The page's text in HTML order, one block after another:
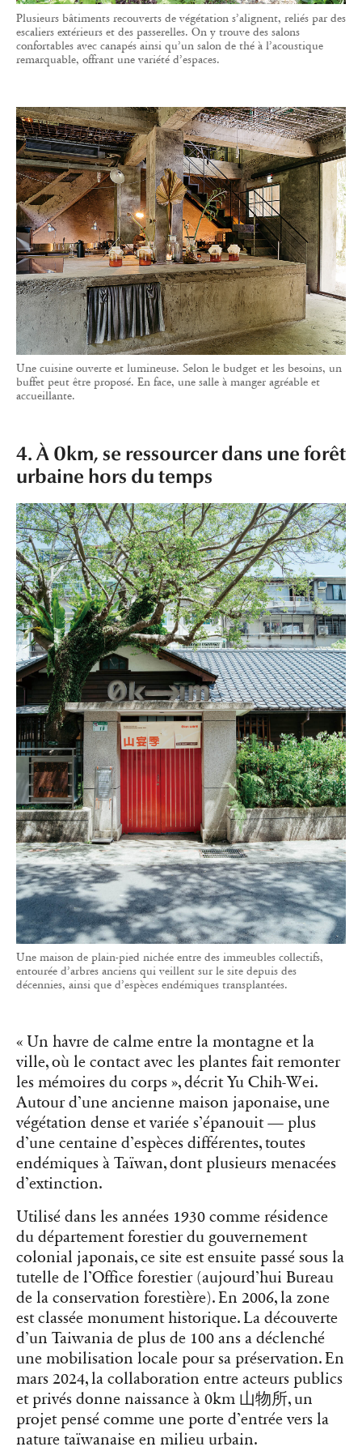
Plusieurs bâtiments recouverts de végétation s’alignent, reliés par des
escaliers extérieurs et des passerelles. On y trouve des salons
confortables avec canapés ainsi qu’un salon de thé à l’acoustique
remarquable, offrant une variété d’espaces.
Une cuisine ouverte et lumineuse. Selon le budget et les besoins, un
buffet peut être proposé. En face, une salle à manger agréable et
accueillante.
4. À 0km, se ressourcer dans une forêt
urbaine hors du temps
Une maison de plain-pied nichée entre des immeubles collectifs,
entourée d’arbres anciens qui veillent sur le site depuis des
décennies, ainsi que d’espèces endémiques transplantées.
« Un havre de calme entre la montagne et la
ville, où le contact avec les plantes fait remonter
les mémoires du corps », décrit Yu Chih-Wei.
Autour d’une ancienne maison japonaise, une
végétation dense et variée s’épanouit — plus
d’une centaine d’espèces différentes, toutes
endémiques à Taïwan, dont plusieurs menacées
d’extinction.
Utilisé dans les années 1930 comme résidence
du département forestier du gouvernement
colonial japonais, ce site est ensuite passé sous la
tutelle de l’Office forestier (aujourd’hui Bureau
de la conservation forestière). En 2006, la zone
est classée monument historique. La découverte
d’un Taiwania de plus de 100 ans a déclenché
une mobilisation locale pour sa préservation. En
mars 2024, la collaboration entre acteurs publics
et privés donne naissance à 0km 山物所, un
projet pensé comme une porte d’entrée vers la
nature taïwanaise en milieu urbain.